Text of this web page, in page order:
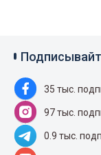
35 тыс.
97 тыс.
0.9 тыс.